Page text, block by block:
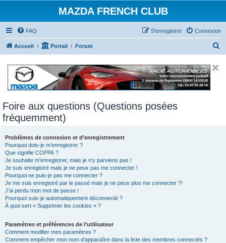
MAZDA FRENCH CLUB
FAQ Connexion
S’enregistrer
Accueil Portail Forum
Foire aux questions (Questions posées
fréquemment)
Problèmes de connexion et d’enregistrement
Pourquoi dois-je m’enregistrer ?
Que signifie COPPA ?
Je souhaite m’enregistrer, mais je n’y parviens pas !
Je suis enregistré mais je ne peux pas me connecter !
Pourquoi ne puis-je pas me connecter ?
Je me suis enregistré par le passé mais je ne peux plus me connecter ?!
J’ai perdu mon mot de passe !
Pourquoi suis-je automatiquement déconnecté ?
À quoi sert « Supprimer les cookies » ?
Paramètres et préférences de l’utilisateur
Comment modifier mes paramètres ?
Comment empêcher mon nom d’apparaître dans la liste des membres connectés ?